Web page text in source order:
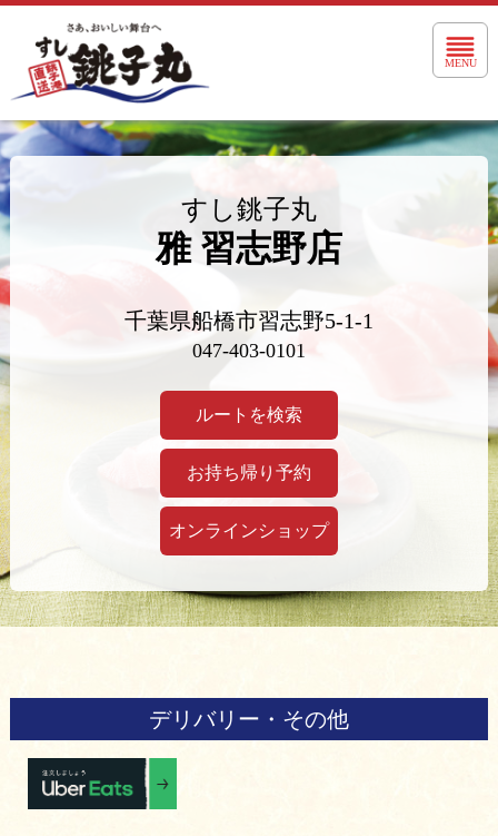
MENU
Toggle
すし銚子丸
雅 習志野店
千葉県船橋市習志野5-1-1
047-403-0101
ルートを検索
お持ち帰り予約
オンラインショップ
デリバリー・その他